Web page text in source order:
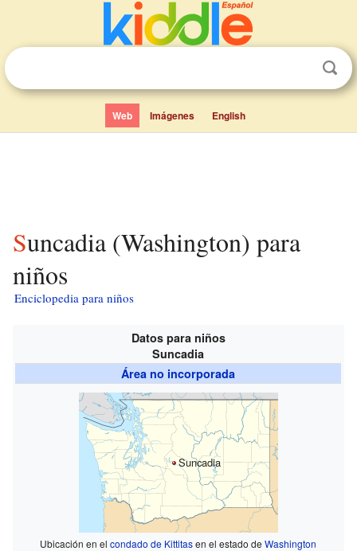
Web Imágenes English
Suncadia (Washington) para
niños
Enciclopedia para niños
Datos para niños
Suncadia
Área no incorporada
Suncadia
Ubicación en elcondado de Kittitasen el estado deWashington